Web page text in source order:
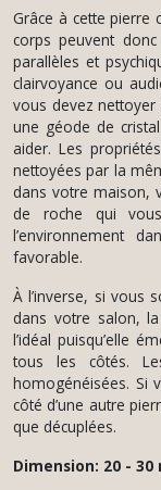
Grâce à cette pierre
corps peuvent
parallèles et
clairvoyance ou
vous devez
une géode de
aider. Les
nettoyées par la
dans votre maison,
de roche qui
l’environnement
favorable.
À l’inverse, si vous
dans votre salon,
l’idéal puisqu’elle
tous les côtés.
homogénéisées. Si
côté d’une autre
que décuplées.
Dimension: 20 - 30